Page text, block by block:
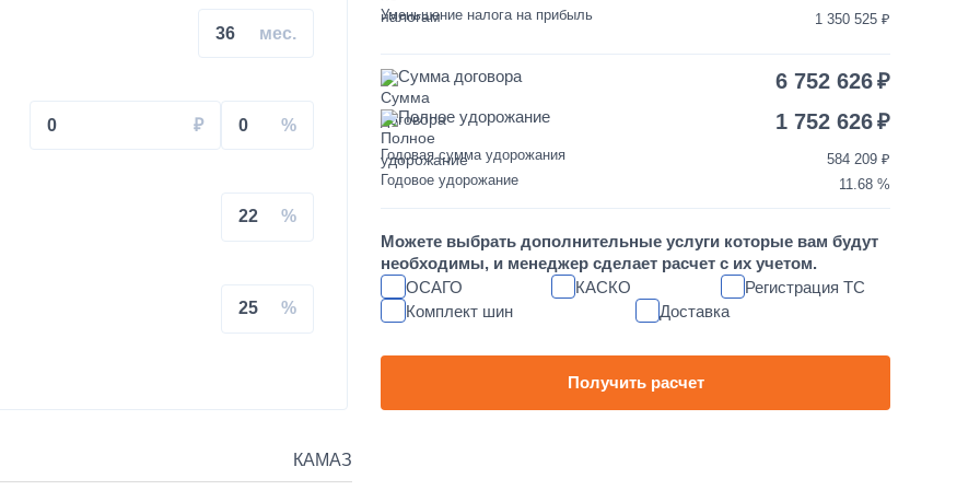
кузова 10 000 1 день
салоном
60 000 1 день
80 000
36
0 0
22
25
Уменьшение налога на прибыль
1 350 525
Сумма договора 6 752 626
Полное удорожание 1 752 626
Годовая сумма удорожания
584 209
Годовое удорожание
11.68
Можете выбрать дополнительные услуги которые вам будут
необходимы, и менеджер сделает расчет с их учетом.
ОСАГО
КАСКО
Регистрация ТС
Комплект шин
Доставка
Получить расчет
КАМАЗ